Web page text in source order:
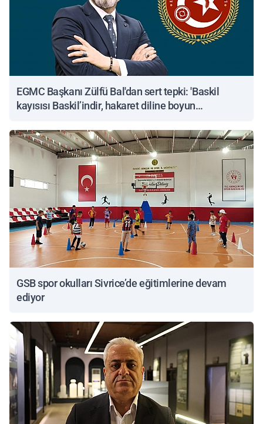
EGMC Başkanı Zülfü Bal'dan sert tepki: 'Baskil
kayısısı Baskil’indir, hakaret diline boyun
GSB spor okulları Sivrice’de eğitimlerine devam
ediyor